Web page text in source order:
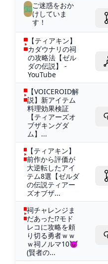
ご迷惑をおか
けしていま
す！
【ティアキン】
カダウナリの祠
の攻略法【ゼル
ダの伝説】 -
YouTube
【VOICEROID解
説】新アイテム
料理効果検証
【ティアーズオ
ブザキングダ
ム】...
【ティアキン】
前作から評価が
大逆転したアイ
テム8選【ゼルダ
の伝説ティアー
ズオブザ...
祠チャレンジま
だあった⁉モド
レコに攻略を頼
り切る勇者ｗｗ
ｗ祠ノルマ10😈
(賢者の...